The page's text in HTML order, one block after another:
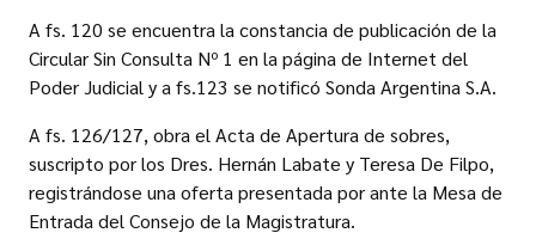
A fs. 120 se encuentra la constancia de publicación de la
Circular Sin Consulta Nº 1 en la página de Internet del
Poder Judicial y a fs.123 se notificó Sonda Argentina S.A.
A fs. 126/127, obra el Acta de Apertura de sobres,
suscripto por los Dres. Hernán Labate y Teresa De Filpo,
registrándose una oferta presentada por ante la Mesa de
Entrada del Consejo de la Magistratura.